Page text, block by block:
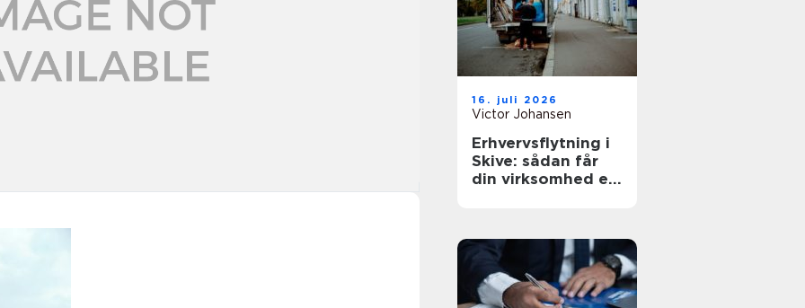
16. juli 2026
Victor Johansen
Erhvervsflytning i
Skive: sådan får
din virksomhed en